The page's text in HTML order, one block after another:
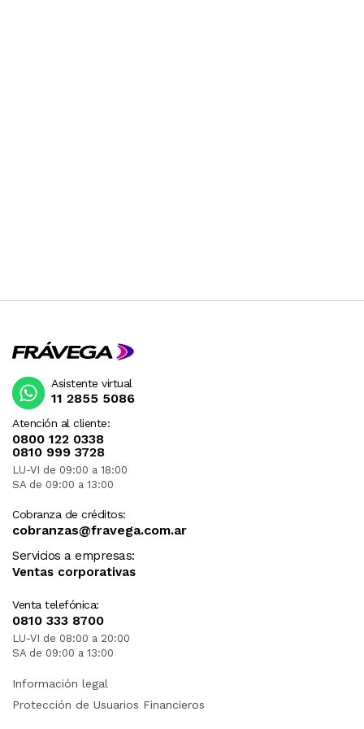
Atención al cliente:
0800 122 0338
0810 999 3728
LU-VI de 09:00 a 18:00
SA de 09:00 a 13:00
Cobranza de créditos:
cobranzas@fravega.com.ar
Servicios a empresas:
Ventas corporativas
Venta telefónica:
0810 333 8700
LU-VI de 08:00 a 20:00
SA de 09:00 a 13:00
Asistente virtual
11 2855 5086
Información legal
Protección de Usuarios Financieros